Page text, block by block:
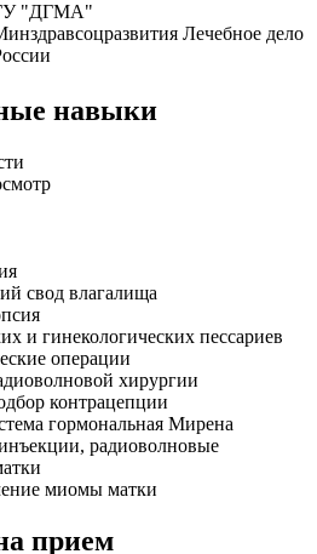
"ДГМА"
Лечебное дело
навыки
свод влагалища
и гинекологических пессариев
операции
хирургии
контрацепции
гормональная Мирена
радиоволновые
миомы матки
прием